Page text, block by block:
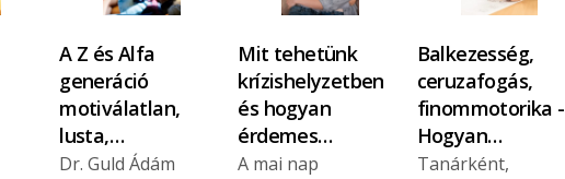
A Z és Alfa
generáció
motiválatlan,
lusta,…
Dr. Guld Ádám
Mit tehetünk
krízishelyzetben
és hogyan
érdemes…
A mai nap
Balkezesség,
ceruzafogás,
finommotorika -
Hogyan…
Tanárként,